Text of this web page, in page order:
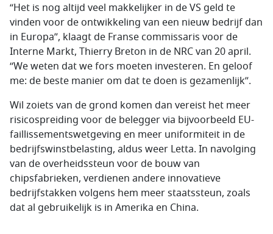
“Het is nog altijd veel makkelijker in de VS geld te
vinden voor de ontwikkeling van een nieuw bedrijf dan
in Europa”, klaagt de Franse commissaris voor de
Interne Markt, Thierry Breton in de NRC van 20 april.
“We weten dat we fors moeten investeren. En geloof
me: de beste manier om dat te doen is gezamenlijk”.
Wil zoiets van de grond komen dan vereist het meer
risicospreiding voor de belegger via bijvoorbeeld EU-
faillissementswetgeving en meer uniformiteit in de
bedrijfswinstbelasting, aldus weer Letta. In navolging
van de overheidssteun voor de bouw van
chipsfabrieken, verdienen andere innovatieve
bedrijfstakken volgens hem meer staatssteun, zoals
dat al gebruikelijk is in Amerika en China.